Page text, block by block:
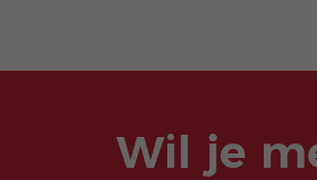
Wil je